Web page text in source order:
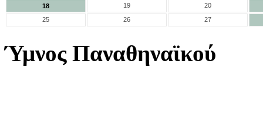
18 19
20
25
26 27
Ύμνος Παναθηναϊκού